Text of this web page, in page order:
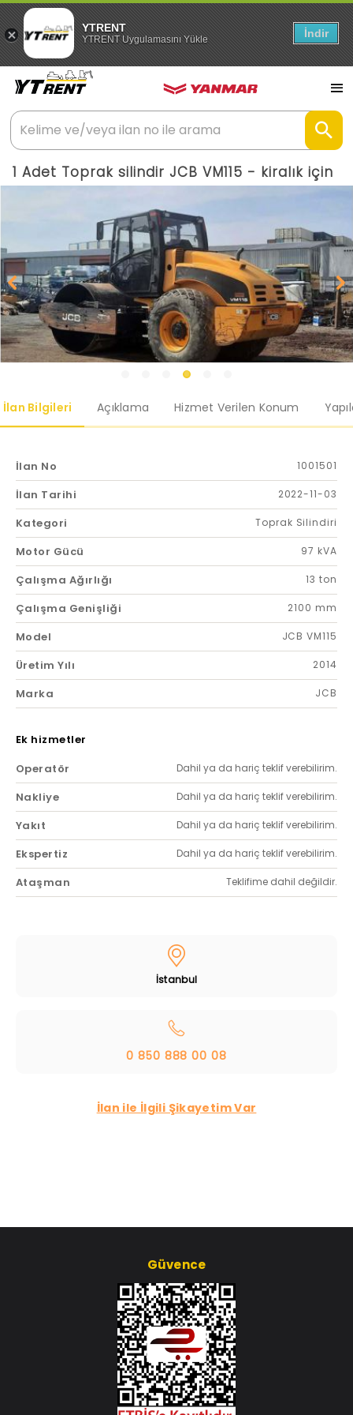
YTRENT
YTRENT Uygulamasını Yükle İndir
1 Adet Toprak silindir JCB VM115 - kiralık için
İlan Bilgileri Açıklama Hizmet Verilen Konum
İlan No 1001501
İlan Tarihi 2022-11-03
Kategori Toprak Silindiri
Motor Gücü 97 kVA
Çalışma Ağırlığı 13 ton
Çalışma Genişliği 2100 mm
Model JCB VM115
Üretim Yılı 2014
Marka JCB
Ek hizmetler
Operatör
Dahil ya da hariç teklif verebilirim.
Nakliye Dahil ya da hariç teklif verebilirim.
Yakıt Dahil ya da hariç teklif verebilirim.
Ekspertiz Dahil ya da hariç teklif verebilirim.
Ataşman Teklifime dahil değildir.
İstanbul
0 850 888 00 08
İlan ile İlgili Şikayetim Var
Güvence